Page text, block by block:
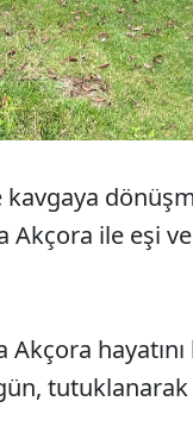
kavgaya
Akçora ile eşi
Akçora